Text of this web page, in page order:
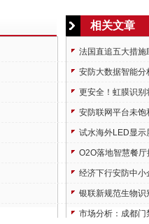
相关文章
法国直追五大措
安防大数据智能
更安全！虹膜识别
安防联网平台未
试水海外LED显示
O2O落地智慧餐
经济下行安防中小
银联新规范生物识
市场分析：成都门